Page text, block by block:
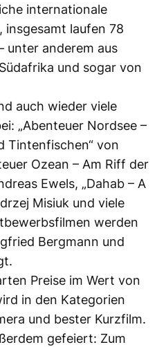
internationale
insgesamt laufen 78
unter anderem aus
und sogar von
auch wieder viele
„Abenteuer Nordsee –
Tintenfischen“ von
Ozean – Am Riff der
Ewels, „Dahab – A
Misiuk und viele
werden
Bergmann und
Preise im Wert von
in den Kategorien
und bester Kurzfilm.
gefeiert: Zum